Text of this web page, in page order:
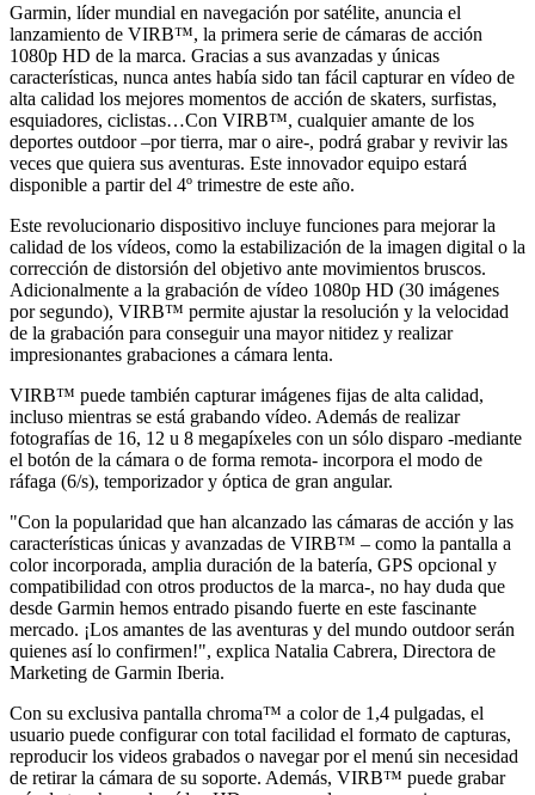
Garmin, líder mundial en navegación por satélite, anuncia el
lanzamiento de VIRB™, la primera serie de cámaras de acción
1080p HD de la marca. Gracias a sus avanzadas y únicas
características, nunca antes había sido tan fácil capturar en vídeo de
alta calidad los mejores momentos de acción de skaters, surfistas,
esquiadores, ciclistas…Con VIRB™, cualquier amante de los
deportes outdoor –por tierra, mar o aire-, podrá grabar y revivir las
veces que quiera sus aventuras. Este innovador equipo estará
disponible a partir del 4º trimestre de este año.
Este revolucionario dispositivo incluye funciones para mejorar la
calidad de los vídeos, como la estabilización de la imagen digital o la
corrección de distorsión del objetivo ante movimientos bruscos.
Adicionalmente a la grabación de vídeo 1080p HD (30 imágenes
por segundo), VIRB™ permite ajustar la resolución y la velocidad
de la grabación para conseguir una mayor nitidez y realizar
impresionantes grabaciones a cámara lenta.
VIRB™ puede también capturar imágenes fijas de alta calidad,
incluso mientras se está grabando vídeo. Además de realizar
fotografías de 16, 12 u 8 megapíxeles con un sólo disparo -mediante
el botón de la cámara o de forma remota- incorpora el modo de
ráfaga (6/s), temporizador y óptica de gran angular.
"Con la popularidad que han alcanzado las cámaras de acción y las
características únicas y avanzadas de VIRB™ – como la pantalla a
color incorporada, amplia duración de la batería, GPS opcional y
compatibilidad con otros productos de la marca-, no hay duda que
desde Garmin hemos entrado pisando fuerte en este fascinante
mercado. ¡Los amantes de las aventuras y del mundo outdoor serán
quienes así lo confirmen!", explica Natalia Cabrera, Directora de
Marketing de Garmin Iberia.
Con su exclusiva pantalla chroma™ a color de 1,4 pulgadas, el
usuario puede configurar con total facilidad el formato de capturas,
reproducir los videos grabados o navegar por el menú sin necesidad
de retirar la cámara de su soporte. Además, VIRB™ puede grabar